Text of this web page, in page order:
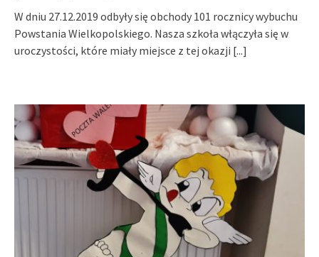
W dniu 27.12.2019 odbyły się obchody 101 rocznicy wybuchu
Powstania Wielkopolskiego. Nasza szkoła włączyła się w
uroczystości, które miały miejsce z tej okazji [...]